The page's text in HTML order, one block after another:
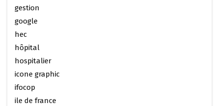
gestion
google
hec
hôpital
hospitalier
icone graphic
ifocop
ile de france